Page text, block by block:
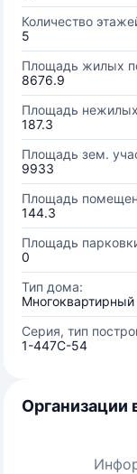
Количество
5
Площадь жилых
8676.9
Площадь
187.3
Площадь зем.
9933
Площадь
144.3
Площадь
0
Тип дома:
Серия, тип
1-447С-54
Организации